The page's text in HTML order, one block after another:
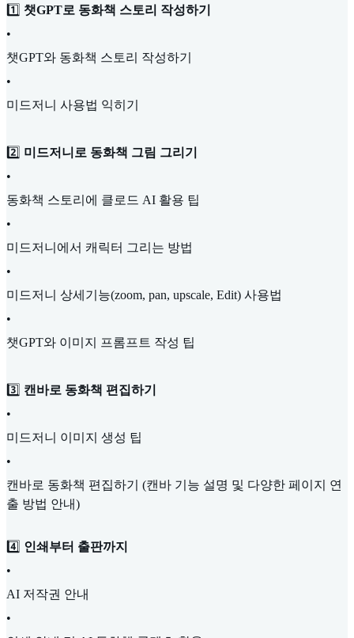
1️⃣ 챗GPT로 동화책 스토리 작성하기
•
챗GPT와 동화책 스토리 작성하기
•
미드저니 사용법 익히기
2️⃣ 미드저니로 동화책 그림 그리기
•
동화책 스토리에 클로드 AI 활용 팁
•
미드저니에서 캐릭터 그리는 방법
•
미드저니 상세기능(zoom, pan, upscale, Edit) 사용법
•
챗GPT와 이미지 프롬프트 작성 팁
3️⃣ 캔바로 동화책 편집하기
•
미드저니 이미지 생성 팁
•
캔바로 동화책 편집하기 (캔바 기능 설명 및 다양한 페이지 연
출 방법 안내)
4️⃣ 인쇄부터 출판까지
•
AI 저작권 안내
•